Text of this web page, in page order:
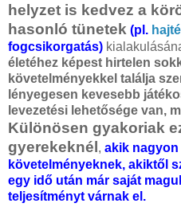
helyzet is kedvez a
hasonló tünetek (pl.
fogcsikorgatás)
életéhez képest hirtelen
követelményekkel találja
lényegesen kevesebb
levezetési lehetősége van,
Különösen gyakoriak
gyerekeknél , akik nagyon
követelményeknek, akiktől
egy idő után már saját
teljesítményt várnak el.